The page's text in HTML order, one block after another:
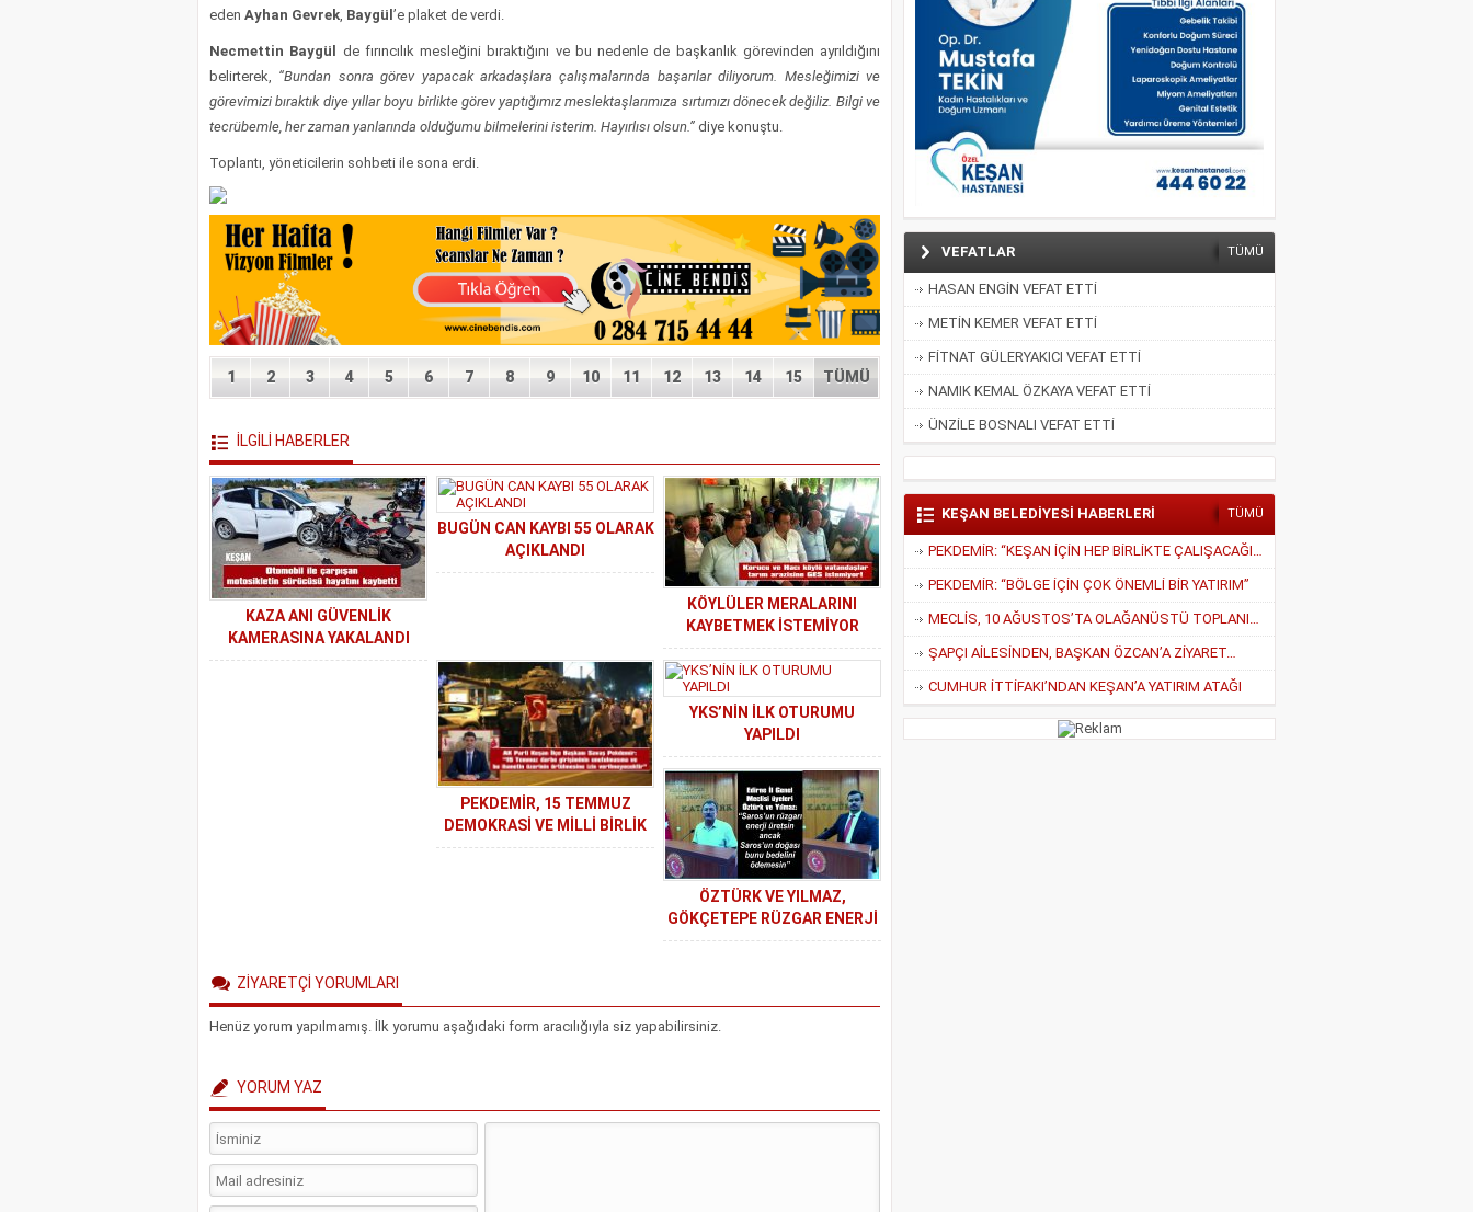
eden Ayhan Gevrek, Baygül ’e plaket de verdi.
Necmettin Baygül
de fırıncılık mesleğini bıraktığını ve bu nedenle de başkanlık görevinden ayrıldığını
belirterek, “Bundan sonra görev yapacak arkadaşlara çalışmalarında başarılar diliyorum. Mesleğimizi ve
görevimizi bıraktık diye yıllar boyu birlikte görev yaptığımız meslektaşlarımıza sırtımızı dönecek değiliz. Bilgi ve
tecrübemle, her zaman yanlarında olduğumu bilmelerini isterim. Hayırlısı olsun.” diye konuştu.
Toplantı, yöneticilerin sohbeti ile sona erdi.
1 2 3 4 5 6 7 8 9 10 11 12 13 14 15 TÜMÜ
İLGİLİ HABERLER
KAZA ANI GÜVENLİK
KAMERASINA YAKALANDI
BUGÜN CAN KAYBI 55 OLARAK
AÇIKLANDI
KÖYLÜLER MERALARINI
KAYBETMEK İSTEMİYOR
PEKDEMİR, 15 TEMMUZ
DEMOKRASİ VE MİLLİ BİRLİK
GÜNÜ’NÜN YILDÖNÜMÜ
YKS’NİN İLK OTURUMU
YAPILDI
ÖZTÜRK VE YILMAZ,
GÖKÇETEPE RÜZGAR ENERJİ
SANTRALİ PROJESİNİ
ZİYARETÇİ YORUMLARI
Henüz yorum yapılmamış. İlk yorumu aşağıdaki form aracılığıyla siz yapabilirsiniz.
YORUM YAZ
VEFATLAR TÜMÜ
HASAN ENGİN VEFAT ETTİ
METİN KEMER VEFAT ETTİ
FİTNAT GÜLERYAKICI VEFAT ETTİ
NAMIK KEMAL ÖZKAYA VEFAT ETTİ
ÜNZİLE BOSNALI VEFAT ETTİ
KEŞAN BELEDİYESİ HABERLERİ TÜMÜ
PEKDEMİR: “KEŞAN İÇİN HEP BİRLİKTE ÇALIŞACAĞIZ”
PEKDEMİR: “BÖLGE İÇİN ÇOK ÖNEMLİ BİR YATIRIM”
MECLİS, 10 AĞUSTOS’TA OLAĞANÜSTÜ TOPLANIYOR
ŞAPÇI AİLESİNDEN, BAŞKAN ÖZCAN’A ZİYARET…
CUMHUR İTTİFAKI’NDAN KEŞAN’A YATIRIM ATAĞI